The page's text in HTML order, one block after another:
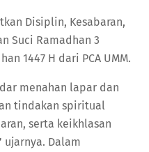
1447 H dari PCA UMM.
menahan lapar dan
tindakan spiritual
serta keikhlasan
Dalam